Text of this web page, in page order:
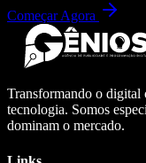
Começar Agora
Transformando o digital
tecnologia. Somos
dominam o mercado.